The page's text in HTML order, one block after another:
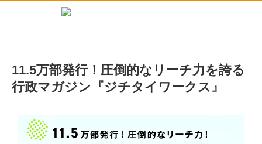
11.5万部発行！圧倒的なリーチ力を誇る
行政マガジン『ジチタイワークス』